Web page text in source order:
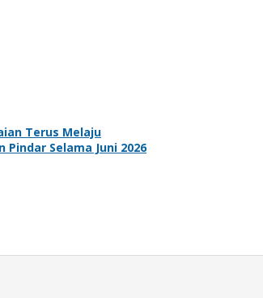
Terus Melaju
Selama Juni 2026